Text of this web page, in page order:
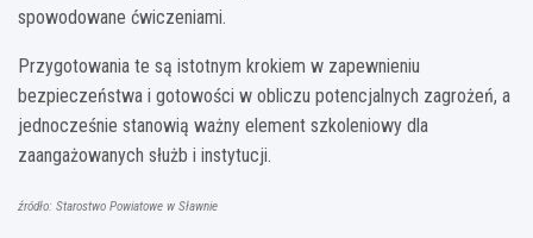
spowodowane ćwiczeniami.
Przygotowania te są istotnym krokiem w zapewnieniu
bezpieczeństwa i gotowości w obliczu potencjalnych zagrożeń, a
jednocześnie stanowią ważny element szkoleniowy dla
zaangażowanych służb i instytucji.
źródło: Starostwo Powiatowe w Sławnie